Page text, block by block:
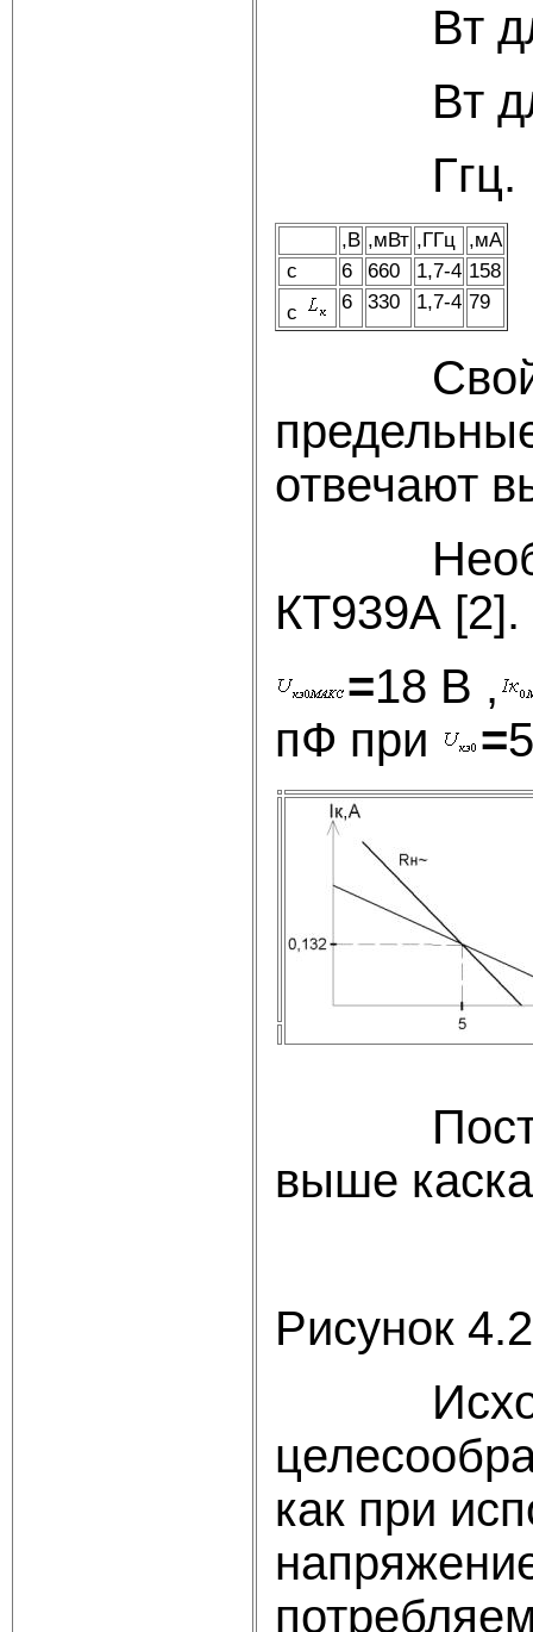
Вт
Вт
Ггц.
,В ,мВт ,ГГц
,мА
с
6 660 1,7-4 158
с
6 330 1,7-4 79
Свой
отвечают
КТ939А [2].
=18 В ,
пФ при
=
выше
Рисунок 4.2
Исходя
как при